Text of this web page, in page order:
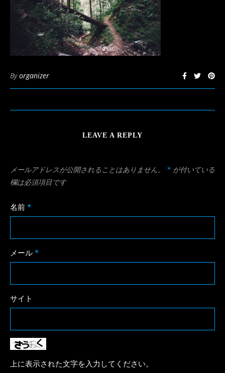
Byorganizer
LEAVE A REPLY
メールアドレスが公開されることはありません。 * が付いている
欄は必須項目です
名前 *
メール *
サイト
上に表示された文字を入力してください。